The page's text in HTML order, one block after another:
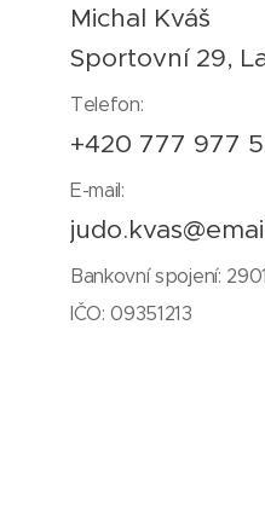
Michal Kváš
Sportovní 29,
Telefon:
+420 777 977
E-mail:
Bankovní spojení:
IČO: 09351213